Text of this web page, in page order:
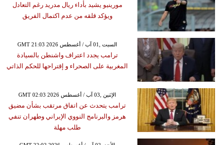
مورينيو يشيد بأداء ريال مدريد رغم التعادل
ويؤكد قلقه من عدم اكتمال الفريق
GMT 21:03 2026 السبت ,01 آب / أغسطس
ترامب يجدد اعتراف واشنطن بالسيادة
المغربية على الصحراء و إقتراحها للحكم الذاتي
GMT 02:03 2026 الإثنين ,03 آب / أغسطس
ترامب يتحدث عن اتفاق مرتقب بشأن مضيق
هرمز والبرنامج النووي الإيراني وطهران تنفي
طلب مهلة